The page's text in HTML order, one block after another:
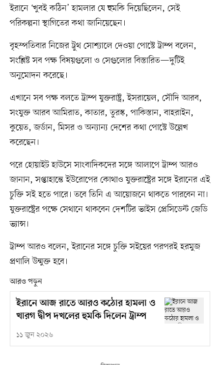
ইরানে ‘খুবই কঠিন’ হামলার যে হুমকি দিয়েছিলেন, সেই
পরিকল্পনা স্থাগিতের কথা জানিয়েছেন।
বৃহস্পতিবার নিজের ট্রুথ সোশ্যালে দেওয়া পোস্টে ট্রাম্প বলেন,
সংশ্লিষ্ট সব পক্ষ বিষয়গুলো ও সেগুলোর বিস্তারিত—দুটিই
অনুমোদন করেছে।
এখানে সব পক্ষ বলতে ট্রাম্প যুক্তরাষ্ট্র, ইসরায়েল, সৌদি আরব,
সংযুক্ত আরব আমিরাত, কাতার, তুরস্ক, পাকিস্তান, বাহরাইন,
কুয়েত, জর্ডান, মিসর ও অন্যান্য দেশের কথা পোস্টে উল্লেখ
করেছেন।
পরে হোয়াইট হাউসে সাংবাদিকদের সঙ্গে আলাপে ট্রাম্প আরও
জানান, সপ্তাহান্তে ইউরোপের কোথাও যুক্তরাষ্ট্রের সঙ্গে ইরানের এই
চুক্তি সই হতে পারে। তবে তিনি এ আয়োজনে থাকতে পারবেন না।
যুক্তরাষ্ট্রের পক্ষে সেথানে থাকবেন দেশটির ভাইস প্রেসিডেন্ট জেডি
ভ্যান্স।
ট্রাম্প আরও বলেন, ইরানের সঙ্গে চুক্তি সইয়ের পরপরই হরমুজ
প্রণালি উন্মুক্ত হবে।
আরও পড়ুন
ইরানে আজ রাতে আরও কঠোর হামলা ও
খারগ দ্বীপ দখলের হুমকি দিলেন ট্রাম্প
১১ জুন ২০২৬